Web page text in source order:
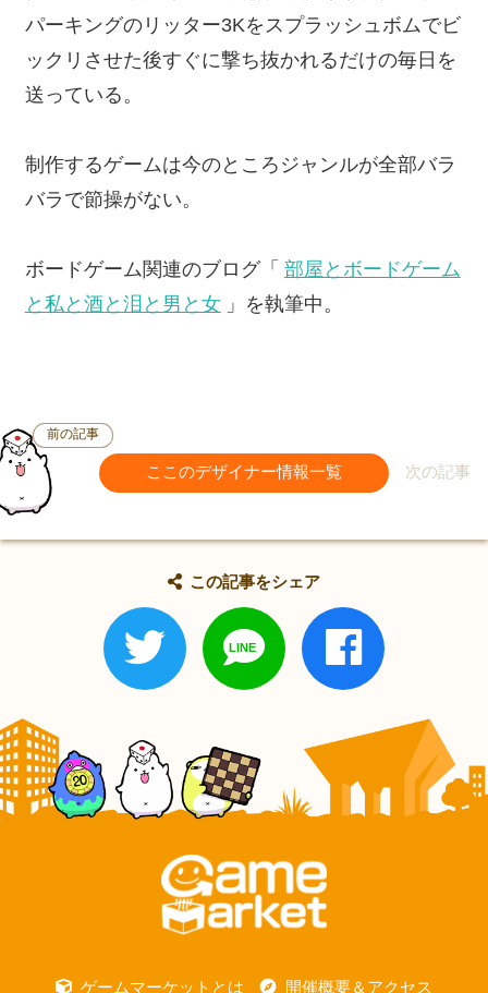
パーキングのリッター3Kをスプラッシュボムでビ
ックリさせた後すぐに撃ち抜かれるだけの毎日を
送っている。
制作するゲームは今のところジャンルが全部バラ
バラで節操がない。
ボードゲーム関連のブログ「 部屋とボードゲーム
と私と酒と泪と男と女 」を執筆中。
前の記事
ここのデザイナー情報一覧 次の記事
この記事をシェア
ゲームマーケットとは 開催概要＆アクセス